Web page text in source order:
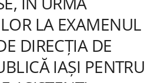
LA EXAMENUL
DIRECȚIA DE
IAȘI PENTRU